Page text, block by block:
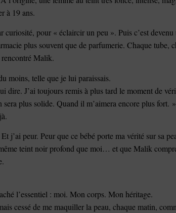
à 19 ans.
curiosité, pour « éclaircir un peu ». Puis c’est
plus souvent que de parfumerie. Chaque tube,
Malik.
moins, telle que je lui paraissais.
dire. J’ai toujours remis à plus tard le moment de
plus solide. Quand il m’aimera encore plus fort. »
j’ai peur. Peur que ce bébé porte ma vérité sur sa
teint noir profond que moi… et que Malik
l’essentiel : moi. Mon corps. Mon héritage.
cessé de me maquiller la peau, chaque matin,